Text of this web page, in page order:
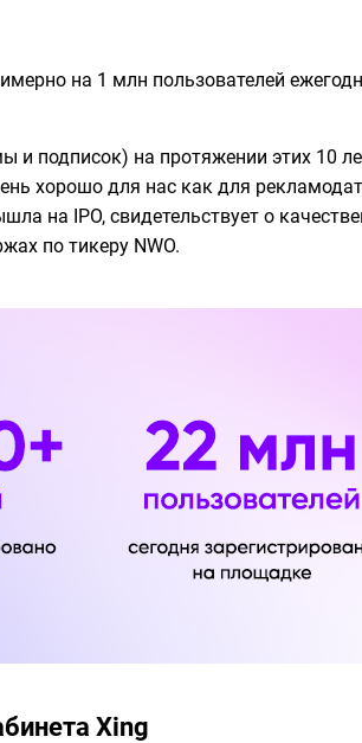
на 1 млн пользователей
и подписок) на протяжении этих 10
хорошо для нас как для
на IPO, свидетельствует о
по тикеру NWO.
Xing